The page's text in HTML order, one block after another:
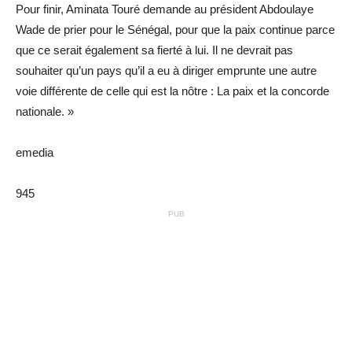
Pour finir, Aminata Touré demande au président Abdoulaye
Wade de prier pour le Sénégal, pour que la paix continue parce
que ce serait également sa fierté à lui. Il ne devrait pas
souhaiter qu’un pays qu’il a eu à diriger emprunte une autre
voie différente de celle qui est la nôtre : La paix et la concorde
nationale. »
emedia
945
PUB